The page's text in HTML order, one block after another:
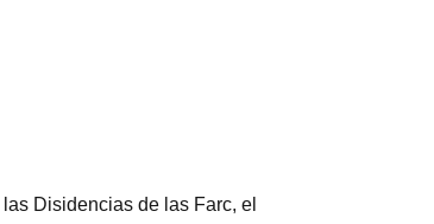
Disidencias de las Farc, el